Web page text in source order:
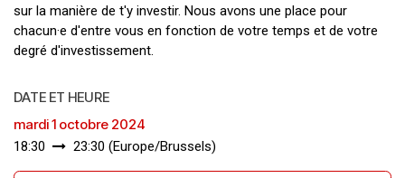
sur la manière de t'y investir. Nous avons une place pour
chacun·e d'entre vous en fonction de votre temps et de votre
degré d'investissement.
DATE ET HEURE
mardi 1 octobre 2024
18:30 23:30 (Europe/Brussels)